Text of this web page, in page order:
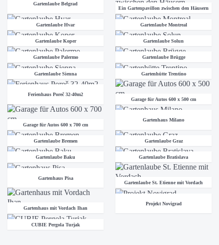
Gartenlaube Belgrad
Ein Gartenpavillon zwischen den Häusern
Gartenlaube Hvar Gartenlaube Montreal
Gartenlaube Koper Gartenlaube Solun
Gartenlaube Palermo Gartenlaube Brügge
Gartenlaube Sienna Gartenhütte Trentino
Ferienhaus Poreč 32-40m2
Garage für Autos 600 x 500 cm
Garage für Autos 600 x 700 cm
Gartenhaus Milano
Gartenlaube Bremen Gartenlaube Graz
Gartenlaube Baku Gartenlaube Bratislava
Gartenhaus Pisa
Gartenlaube St. Etienne mit Vordach
Gartenhaus mit Vordach Ihan
Projekt Novigrad
CUBIE Pergola Turjak